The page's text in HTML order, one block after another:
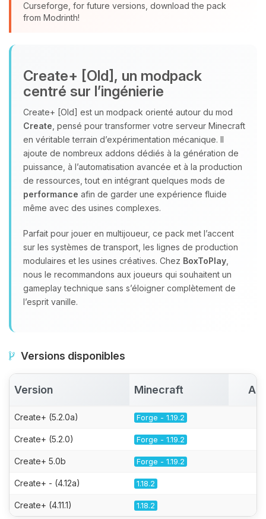
Curseforge, for future versions, download the pack
from Modrinth!
Create+ [Old], un modpack
centré sur l’ingénierie
Create+ [Old] est un modpack orienté autour du mod
Create , pensé pour transformer votre serveur Minecraft
en véritable terrain d’expérimentation mécanique. Il
ajoute de nombreux addons dédiés à la génération de
puissance, à l’automatisation avancée et à la production
de ressources, tout en intégrant quelques mods de
performance afin de garder une expérience fluide
même avec des usines complexes.
Parfait pour jouer en multijoueur, ce pack met l’accent
sur les systèmes de transport, les lignes de production
modulaires et les usines créatives. Chez BoxToPlay
nous le recommandons aux joueurs qui souhaitent un
gameplay technique sans s’éloigner complètement de
l’esprit vanille.
Versions disponibles
Version Minecraft
Create+ (5.2.0a) Forge - 1.19.2
Create+ (5.2.0) Forge - 1.19.2
Create+ 5.0b Forge - 1.19.2
Create+ - (4.12a) 1.18.2
Create+ (4.11.1) 1.18.2